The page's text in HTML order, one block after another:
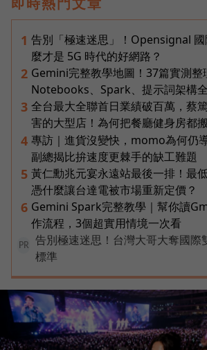
1 告別「極速迷思」！Opensignal
麼才是 5G 時代的好網路？
2 Gemini完整教學地圖！37篇實測整
Notebooks、Spark、提示詞架構
3 全台最大全聯首日業績破百萬，蔡
害的大型店！為何把餐廳健身房都
4 專訪｜進貨沒變快，momo為何仍
副總揭比拚速度更棘手的缺工難題
5 黃仁勳兆元宴永遠站最後一排！最
憑什麼讓台達電被市場重新定價？
6 Gemini Spark完整教學｜幫你讀
作流程，3個超實用情境一次看
PR
告別極速迷思！台灣大哥大奪國際
標準